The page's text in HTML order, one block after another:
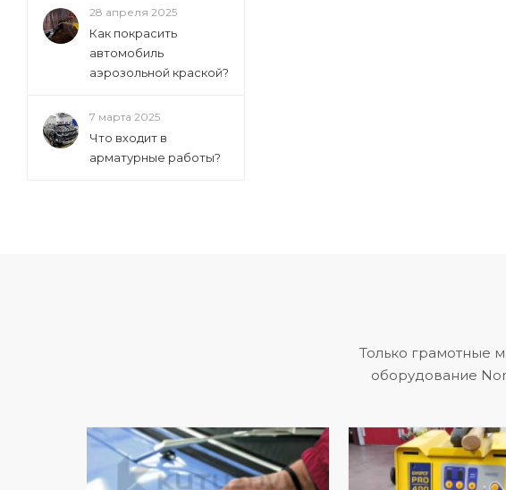
28 апреля 2025
Как покрасить
автомобиль
аэрозольной краской?
7 марта 2025
Что входит в
арматурные работы?
Только грамотные
оборудование